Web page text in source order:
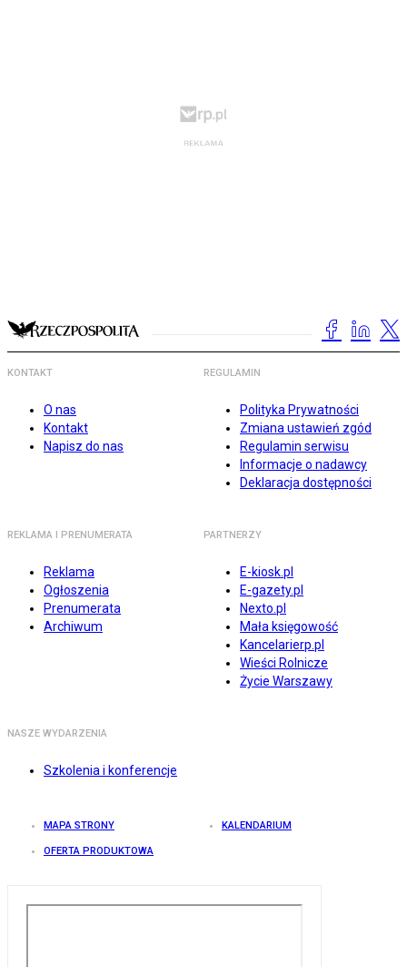
KONTAKT
O nas
Kontakt
Napisz do nas
REGULAMIN
Polityka Prywatności
Zmiana ustawień zgód
Regulamin serwisu
Informacje o nadawcy
Deklaracja dostępności
REKLAMA I PRENUMERATA
Reklama
Ogłoszenia
Prenumerata
Archiwum
PARTNERZY
E-kiosk.pl
E-gazety.pl
Nexto.pl
Mała księgowość
Kancelarierp.pl
Wieści Rolnicze
Życie Warszawy
NASZE WYDARZENIA
Szkolenia i konferencje
MAPA STRONY KALENDARIUM
OFERTA PRODUKTOWA